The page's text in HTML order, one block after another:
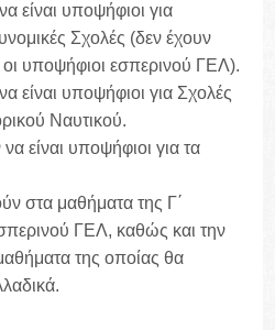
είναι υποψήφιοι για
Σχολές (δεν έχουν
οι υποψήφιοι εσπερινού ΓΕΛ).
είναι υποψήφιοι για Σχολές
Ναυτικού.
είναι υποψήφιοι για τα
στα μαθήματα της Γ΄
ΓΕΛ, καθώς και την
της οποίας θα